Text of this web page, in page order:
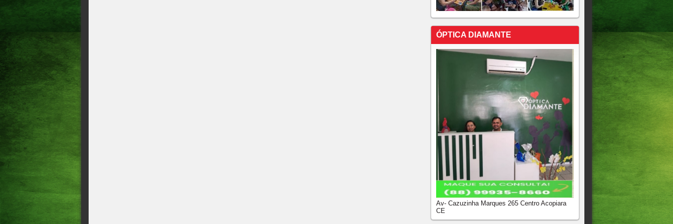
ÓPTICA DIAMANTE
Av- Cazuzinha Marques 265 Centro Acopiara
CE